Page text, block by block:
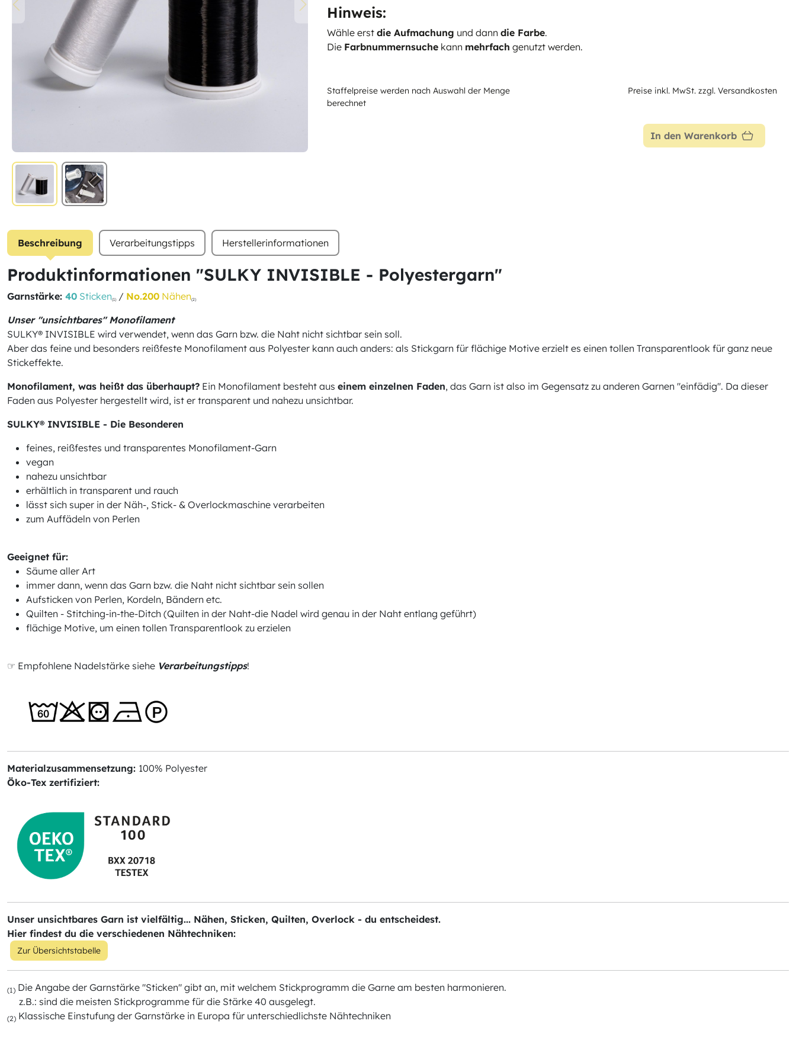
Hinweis:
Wähle erst die Aufmachung und dann die Farbe.
Die Farbnummernsuche kann mehrfach genutzt werden.
Staffelpreise werden nach Auswahl der Menge
berechnet
Preise inkl. MwSt. zzgl. Versandkosten
In den Warenkorb
Beschreibung Verarbeitungstipps Herstellerinformationen
Produktinformationen "SULKY INVISIBLE - Polyestergarn"
Garnstärke: 40 Sticken(1)/ No.200 Nähen(2)
Unser "unsichtbares" Monofilament
SULKY® INVISIBLE wird verwendet, wenn das Garn bzw. die Naht nicht sichtbar sein soll.
Aber das feine und besonders reißfeste Monofilament aus Polyester kann auch anders: als Stickgarn für flächige Motive erzielt es einen tollen Transparentlook für ganz neue
Stickeffekte.
Monofilament, was heißt das überhaupt? Ein Monofilament besteht aus einem einzelnen Faden, das Garn ist also im Gegensatz zu anderen Garnen "einfädig". Da dieser
Faden aus Polyester hergestellt wird, ist er transparent und nahezu unsichtbar.
SULKY® INVISIBLE - Die Besonderen
feines, reißfestes und transparentes Monofilament-Garn
vegan
nahezu unsichtbar
erhältlich in transparent und rauch
lässt sich super in der Näh-, Stick- & Overlockmaschine verarbeiten
zum Auffädeln von Perlen
Geeignet für:
Säume aller Art
immer dann, wenn das Garn bzw. die Naht nicht sichtbar sein sollen
Aufsticken von Perlen, Kordeln, Bändern etc.
Quilten - Stitching-in-the-Ditch (Quilten in der Naht-die Nadel wird genau in der Naht entlang geführt)
flächige Motive, um einen tollen Transparentlook zu erzielen
☞ Empfohlene Nadelstärke siehe Verarbeitungstipps!
Materialzusammensetzung: 100% Polyester
Öko-Tex zertifiziert:
Unser unsichtbares Garn ist vielfältig... Nähen, Sticken, Quilten, Overlock - du entscheidest.
Hier findest du die verschiedenen Nähtechniken:
Zur Übersichtstabelle
(1) Die Angabe der Garnstärke "Sticken" gibt an, mit welchem Stickprogramm die Garne am besten harmonieren.
z.B.: sind die meisten Stickprogramme für die Stärke 40 ausgelegt.
(2) Klassische Einstufung der Garnstärke in Europa für unterschiedlichste Nähtechniken